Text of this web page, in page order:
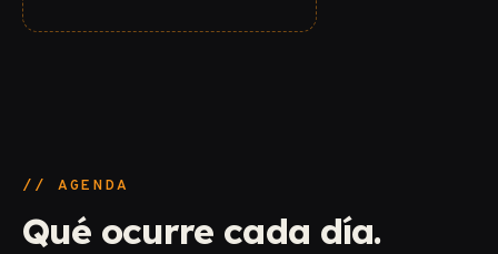
// AGENDA
Qué ocurre cada día.